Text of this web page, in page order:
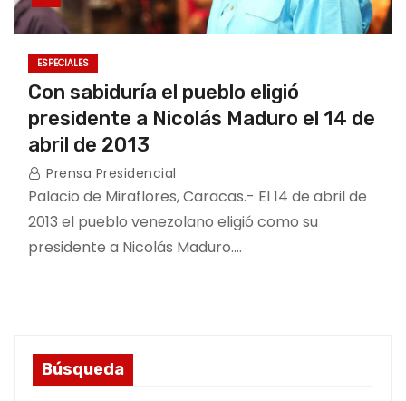
ESPECIALES
Con sabiduría el pueblo eligió
presidente a Nicolás Maduro el 14 de
abril de 2013
Prensa Presidencial
Palacio de Miraflores, Caracas.- El 14 de abril de
2013 el pueblo venezolano eligió como su
presidente a Nicolás Maduro.…
Búsqueda